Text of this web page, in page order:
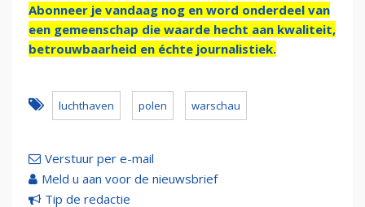
Abonneer je vandaag nog en word onderdeel van
een gemeenschap die waarde hecht aan kwaliteit,
betrouwbaarheid en échte journalistiek.
luchthaven polen warschau
Verstuur per e-mail
Meld u aan voor de nieuwsbrief
Tip de redactie